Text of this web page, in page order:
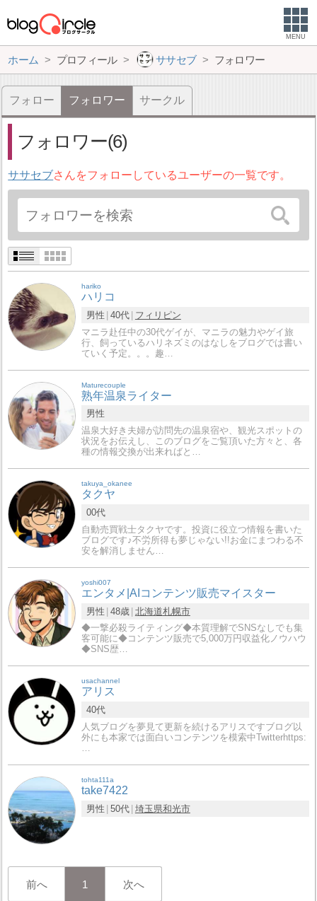
MENU
ホーム プロフィール ササセブ フォロワー
フォロー フォロワー サークル
フォロワー(6)
ササセブさんをフォローしているユーザーの一覧です。
hariko
ハリコ
男性 40代
フィリピン
マニラ赴任中の30代ゲイが、マニラの魅力やゲイ旅
行、飼っているハリネズミのはなしをブログでは書い
ていく予定。。。趣…
Maturecouple
熟年温泉ライター
男性
温泉大好き夫婦が訪問先の温泉宿や、観光スポットの
状況をお伝えし、このブログをご覧頂いた方々と、各
種の情報交換が出来ればと…
takuya_okanee
タクヤ
00代
自動売買戦士タクヤです。投資に役立つ情報を書いた
ブログです♪不労所得も夢じゃない!!お金にまつわる不
安を解消しません…
yoshi007
エンタメ|AIコンテンツ販売マイスター
男性 48歳 北海道札幌市
◆一撃必殺ライティング◆本質理解でSNSなしでも集
客可能に◆コンテンツ販売で5,000万円収益化ノウハウ
◆SNS歴…
usachannel
アリス
40代
人気ブログを夢見て更新を続けるアリスですブログ以
外にも本家では面白いコンテンツを模索中Twitterhttps:
…
tohta111a
take7422
男性 50代 埼玉県和光市
前へ 1 次へ